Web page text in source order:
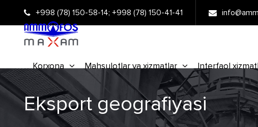
+998 (78) 150-58-14; +998 (78) 150-41-41
Korxona Mahsulotlar va xizmatlar Interfaol
Eksport geografiyasi